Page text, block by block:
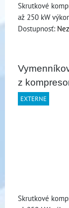
Skrutkové
až 250 kW
Dostupnosť:
z
EXTERNE
Skrutkové